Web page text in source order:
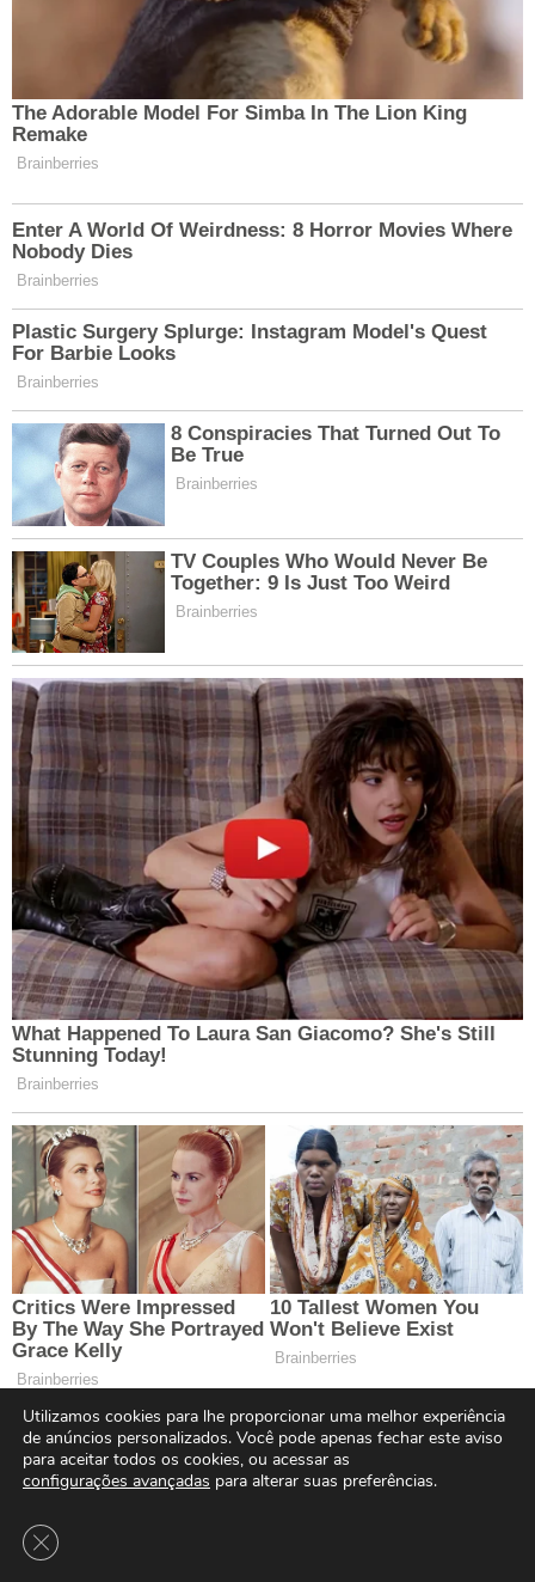
Utilizamos cookies para lhe proporcionar uma melhor experiência
de anúncios personalizados. Você pode apenas fechar este aviso
para aceitar todos os cookies, ou acessar as
configurações avançadas para alterar suas preferências.
Close GDPR Cookie Banner